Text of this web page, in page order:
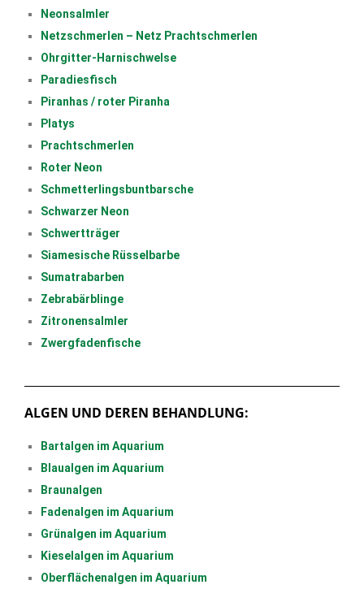
Neonsalmler
Netzschmerlen – Netz Prachtschmerlen
Ohrgitter-Harnischwelse
Paradiesfisch
Piranhas / roter Piranha
Platys
Prachtschmerlen
Roter Neon
Schmetterlingsbuntbarsche
Schwarzer Neon
Schwertträger
Siamesische Rüsselbarbe
Sumatrabarben
Zebrabärblinge
Zitronensalmler
Zwergfadenfische
ALGEN UND DEREN BEHANDLUNG:
Bartalgen im Aquarium
Blaualgen im Aquarium
Braunalgen
Fadenalgen im Aquarium
Grünalgen im Aquarium
Kieselalgen im Aquarium
Oberflächenalgen im Aquarium